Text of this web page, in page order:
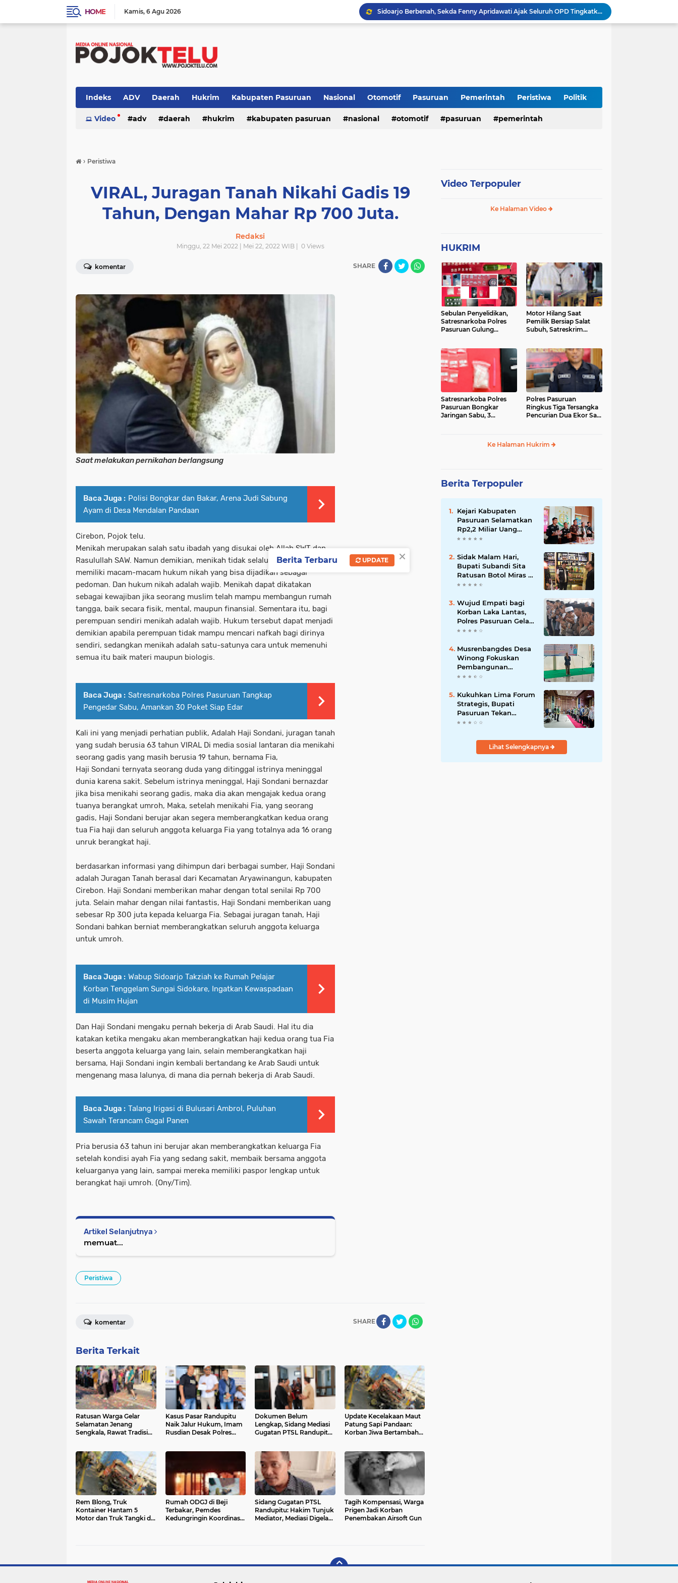
HOME Kamis 6 Agu 2026
Sidoarjo Berbenah, Sekda Fenny Apridawati Ajak Seluruh OPD Tingkatkan Akuntabilitas Publik
Wakil Bupati Sidoarjo Serahkan Kartu BPJS Ketenagakerjaan untuk Puluhan Ribu Pekerja Rentan
Perkuat Sinergi Keumatan, Pemkab Sidoarjo dan PDM Bahas Akselerasi Program Publik
Indeks ADV Daerah Hukrim Kabupaten Pasuruan Nasional Otomotif Pasuruan Pemerintah Peristiwa Politik
Sidoarjo TNI - POLRI TNI-POLRI
Video adv daerah hukrim kabupaten pasuruan nasional otomotif pasuruan pemerintah
› Peristiwa
VIRAL, Juragan Tanah Nikahi Gadis 19
Tahun, Dengan Mahar Rp 700 Juta.
Redaksi
Minggu, 22 Mei 2022 | Mei 22, 2022 WIB | 0Views
komentar SHARE
Saat melakukan pernikahan berlangsung
Baca Juga : Polisi Bongkar dan Bakar, Arena Judi Sabung
Ayam di Desa Mendalan Pandaan
Cirebon, Pojok telu.
Menikah merupakan salah satu ibadah yang disukai oleh Allah SWT dan
Rasulullah SAW. Namun demikian, menikah tidak selalu wajib. Islam
memiliki macam-macam hukum nikah yang bisa dijadikan sebagai
pedoman. Dan hukum nikah adalah wajib. Menikah dapat dikatakan
sebagai kewajiban jika seorang muslim telah mampu membangun rumah
tangga, baik secara fisik, mental, maupun finansial. Sementara itu, bagi
perempuan sendiri menikah adalah wajib. Hukum tersebut dapat menjadi
demikian apabila perempuan tidak mampu mencari nafkah bagi dirinya
sendiri, sedangkan menikah adalah satu-satunya cara untuk memenuhi
semua itu baik materi maupun biologis.
Baca Juga : Satresnarkoba Polres Pasuruan Tangkap
Pengedar Sabu, Amankan 30 Poket Siap Edar
Kali ini yang menjadi perhatian publik, Adalah Haji Sondani, juragan tanah
yang sudah berusia 63 tahun VIRAL Di media sosial lantaran dia menikahi
seorang gadis yang masih berusia 19 tahun, bernama Fia,
Haji Sondani ternyata seorang duda yang ditinggal istrinya meninggal
dunia karena sakit. Sebelum istrinya meninggal, Haji Sondani bernazdar
jika bisa menikahi seorang gadis, maka dia akan mengajak kedua orang
tuanya berangkat umroh, Maka, setelah menikahi Fia, yang seorang
gadis, Haji Sondani berujar akan segera memberangkatkan kedua orang
tua Fia haji dan seluruh anggota keluarga Fia yang totalnya ada 16 orang
unruk berangkat haji.
berdasarkan informasi yang dihimpun dari berbagai sumber, Haji Sondani
adalah Juragan Tanah berasal dari Kecamatan Aryawinangun, kabupaten
Cirebon. Haji Sondani memberikan mahar dengan total senilai Rp 700
juta. Selain mahar dengan nilai fantastis, Haji Sondani memberikan uang
sebesar Rp 300 juta kepada keluarga Fia. Sebagai juragan tanah, Haji
Sondani bahkan berniat memberangkatkan seluruh anggota keluarga
untuk umroh.
Baca Juga : Wabup Sidoarjo Takziah ke Rumah Pelajar
Korban Tenggelam Sungai Sidokare, Ingatkan Kewaspadaan
di Musim Hujan
Dan Haji Sondani mengaku pernah bekerja di Arab Saudi. Hal itu dia
katakan ketika mengaku akan memberangkatkan haji kedua orang tua Fia
beserta anggota keluarga yang lain, selain memberangkatkan haji
bersama, Haji Sondani ingin kembali bertandang ke Arab Saudi untuk
mengenang masa lalunya, di mana dia pernah bekerja di Arab Saudi.
Baca Juga : Talang Irigasi di Bulusari Ambrol, Puluhan
Sawah Terancam Gagal Panen
Pria berusia 63 tahun ini berujar akan memberangkatkan keluarga Fia
setelah kondisi ayah Fia yang sedang sakit, membaik bersama anggota
keluarganya yang lain, sampai mereka memiliki paspor lengkap untuk
berangkat haji umroh. (Ony/Tim).
Artikel Selanjutnya
memuat...
Peristiwa
SHARE
komentar
Berita Terkait
Ratusan Warga Gelar
Selamatan Jenang
Sengkala, Rawat Tradisi
Kasus Pasar Randupitu
Naik Jalur Hukum, Imam
Rusdian Desak Polres
Dokumen Belum
Lengkap, Sidang Mediasi
Gugatan PTSL Randupitu
Update Kecelakaan Maut
Patung Sapi Pandaan:
Korban Jiwa Bertambah
Rem Blong, Truk
Kontainer Hantam 5
Motor dan Truk Tangki di
Rumah ODGJ di Beji
Terbakar, Pemdes
Kedungringin Koordinasi
Sidang Gugatan PTSL
Randupitu: Hakim Tunjuk
Mediator, Mediasi Digelar
Tagih Kompensasi, Warga
Prigen Jadi Korban
Penembakan Airsoft Gun
Video Terpopuler
Ke Halaman Video
HUKRIM
Sebulan Penyelidikan,
Satresnarkoba Polres
Pasuruan Gulung
Motor Hilang Saat
Pemilik Bersiap Salat
Subuh, Satreskrim
Satresnarkoba Polres
Pasuruan Bongkar
Jaringan Sabu, 3
Polres Pasuruan
Ringkus Tiga Tersangka
Pencurian Dua Ekor Sapi
Ke Halaman Hukrim
Berita Terpopuler
Kejari Kabupaten
Pasuruan Selamatkan
Rp2,2 Miliar Uang
Negara dari Korupsi
Sidak Malam Hari,
Bupati Subandi Sita
Ratusan Botol Miras di
Kawasan Perumahan
Wujud Empati bagi
Korban Laka Lantas,
Polres Pasuruan Gelar
Salat Ghaib dan Doa
Musrenbangdes Desa
Winong Fokuskan
Pembangunan
Berbasis Potensi Lokal,
Meski Dihantam
Efisiensi Anggaran
Kukuhkan Lima Forum
Strategis, Bupati
Pasuruan Tekan
Pentingnya Program
Lihat Selengkapnya
×
Berita Terbaru UPDATE